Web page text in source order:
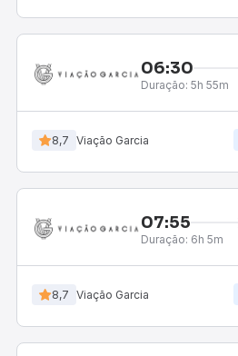
06:30
Duração: 5h 55m
8,7 Viação Garcia
07:55
Duração: 6h 5m
8,7 Viação Garcia